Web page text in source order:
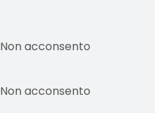
Non acconsento
Non acconsento